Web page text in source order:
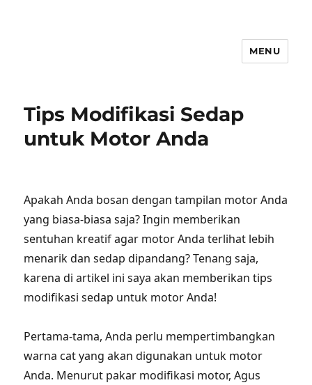
MENU
Tips Modifikasi Sedap
untuk Motor Anda
Apakah Anda bosan dengan tampilan motor Anda
yang biasa-biasa saja? Ingin memberikan
sentuhan kreatif agar motor Anda terlihat lebih
menarik dan sedap dipandang? Tenang saja,
karena di artikel ini saya akan memberikan tips
modifikasi sedap untuk motor Anda!
Pertama-tama, Anda perlu mempertimbangkan
warna cat yang akan digunakan untuk motor
Anda. Menurut pakar modifikasi motor, Agus